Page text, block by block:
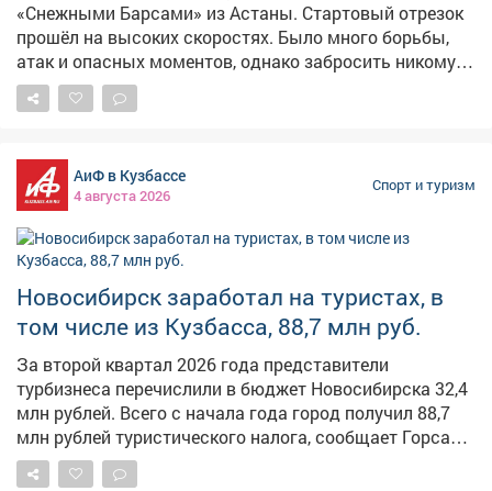
«Снежными Барсами» из Астаны. Стартовый отрезок
прошёл на высоких скоростях. Было много борьбы,
атак и опасных моментов, однако забросить никому
не удалось. Счёт открыли новокузнечане в начале
второго периода. На 5-ой минуте численное
минуты до окончания второго периода казахстанцы -
тоже в большинстве - счёт сравняли. Но уже через 20
секунд Михаил Гуров вновь вывел «Медведей» вперёд,
а ещё через 40 секунд новокузнечане оторвались на
две шайбы. Отличился Илья Шамов. В начале
отставание до минимального, но последнее слово
осталось за нашими ребятами. Илья Шамов вновь
установил окончательный счёт - 4:2 в пользу
«Кузнецких Медведей» Во вторник новокузнечане
отдыхают и наблюдают за соперниками. А 5 августа
«Кузнецкие Медведи» сыграют с «Белыми
Медведями». Накануне челябинцы с минимальным
АиФ в Кузбассе
4 августа 2026
Спорт и туризм
Новосибирск заработал на туристах, в
том числе из Кузбасса, 88,7 млн руб.
За второй квартал 2026 года представители
турбизнеса перечислили в бюджет Новосибирска 32,4
млн рублей. Всего с начала года город получил 88,7
млн рублей туристического налога, сообщает Горсайт.
Все собранные средства направляют на развитие
городской инфраструктуры. На эти деньги обновляют